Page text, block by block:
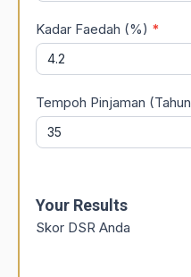
Kadar Faedah (%) *
Tempoh Pinjaman (Tahun
Your Results
Skor DSR Anda